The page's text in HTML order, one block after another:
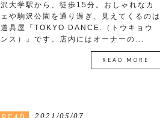
大学駅から、徒歩15分。おしゃれなカ
や駒沢公園を通り過ぎ、見えてくるのは
具屋『TOKYO DANCE.（トウキョウ
ス）』です。店内にはオーナーの...
READ MORE
2021/05/07